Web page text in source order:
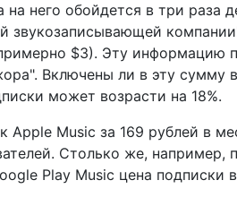
него обойдется в три раза
звукозаписывающей
$3). Эту информацию
Включены ли в эту сумму
может возрасти на 18%.
Apple Music за 169 рублей в
Столько же, например,
Play Music цена подписки